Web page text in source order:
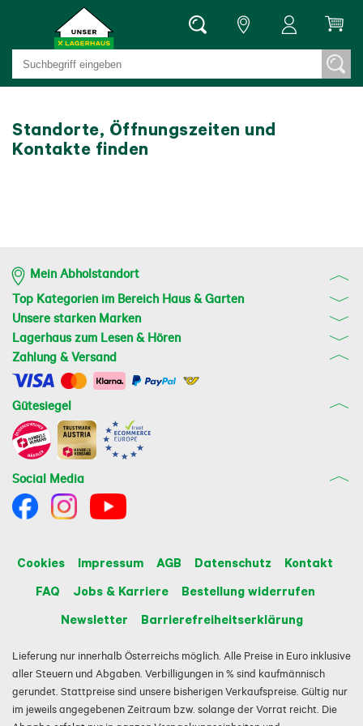
Standorte, Öffnungszeiten und
Kontakte finden
Mein Abholstandort
Top Kategorien im Bereich Haus & Garten
Unsere starken Marken
Lagerhaus zum Lesen & Hören
Zahlung & Versand
Gütesiegel
Social Media
Cookies Impressum AGB Datenschutz
Kontakt
FAQ
Jobs & Karriere
Bestellung widerrufen
Newsletter
Barrierefreiheitserklärung
Lieferung nur innerhalb Österreichs möglich. Alle Preise in Euro inklusive
aller Steuern und Abgaben. Verbilligungen in % sind kaufmännisch
gerundet. Stattpreise sind unsere bisherigen Verkaufspreise. Gültig nur
im jeweils angegebenen Zeitraum bzw. solange der Vorrat reicht. Die